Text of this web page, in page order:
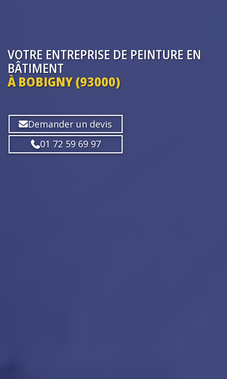
VOTRE ENTREPRISE DE PEINTURE EN
BÂTIMENT
À BOBIGNY (93000)
Demander un devis
01 72 59 69 97